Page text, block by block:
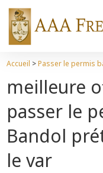
Accueil >Passer le permis
meilleure
passer le
Bandol
le var
Panneau de gestion des